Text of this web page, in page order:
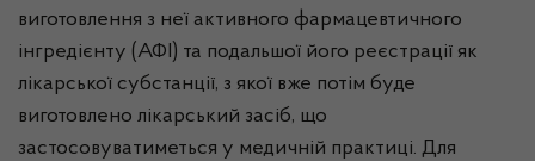
виготовлення з неї активного фармацевтичного
інгредієнту (АФІ) та подальшої його реєстрації як
лікарської субстанції, з якої вже потім буде
виготовлено лікарський засіб, що
застосовуватиметься у медичній практиці. Для